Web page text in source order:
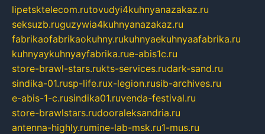
lipetsktelecom.rutovudyi4kuhnyanazakaz.ru
seksuzb.ruguzywia4kuhnyanazakaz.ru
fabrikaofabrikaokuhny.rukuhnyaekuhnyaafabrika.ru
kuhnyaykuhnyayfabrika.rue-abis1c.ru
store-brawl-stars.rukts-services.rudark-sand.ru
sindika-01.rusp-life.rux-legion.rusib-archives.ru
e-abis-1-c.rusindika01.ruvenda-festival.ru
store-brawlstars.rudooraleksandria.ru
antenna-highly.rumine-lab-msk.ru1-mus.ru